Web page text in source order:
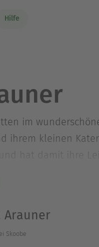
Hilfe
im
ihrem kleinen
hat damit ihre
Arauner
Skoobe